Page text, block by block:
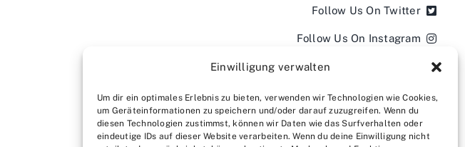
Einwilligung verwalten
Um dir ein optimales Erlebnis zu bieten, verwenden wir Technologien wie Cookies,
um Geräteinformationen zu speichern und/oder darauf zuzugreifen. Wenn du
diesen Technologien zustimmst, können wir Daten wie das Surfverhalten oder
eindeutige IDs auf dieser Website verarbeiten. Wenn du deine Einwilligung nicht
Follow Us On Twitter
Follow Us On Instagram
Follow Us On LinkedIn
Follow us on YouTube
Follow us on Pinterest